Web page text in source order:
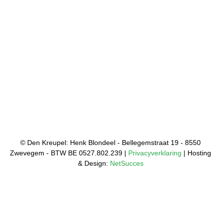
© Den Kreupel: Henk Blondeel - Bellegemstraat 19 - 8550
Zwevegem - BTW BE 0527.802.239 | Privacyverklaring | Hosting
& Design: NetSucces